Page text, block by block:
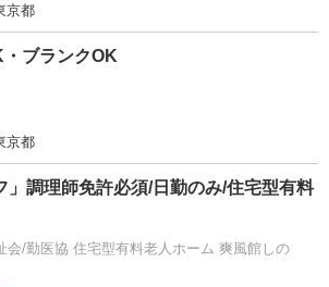
京都
ブランクOK
京都
」調理師免許必須/日勤のみ/住宅型有料
会/勤医協 住宅型有料老人ホーム 爽風館しの